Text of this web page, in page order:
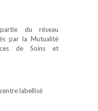
du réseau
par la Mutualité
de Soins et
labellisé